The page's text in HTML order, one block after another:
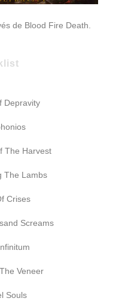
de Blood Fire Death.
Depravity
The Harvest
The Lambs
Crises
Screams
Veneer
Souls